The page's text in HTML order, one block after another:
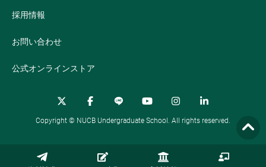
採用情報
お問い合わせ
公式オンラインストア
Copyright © NUCB Undergraduate School. All rights reserved.